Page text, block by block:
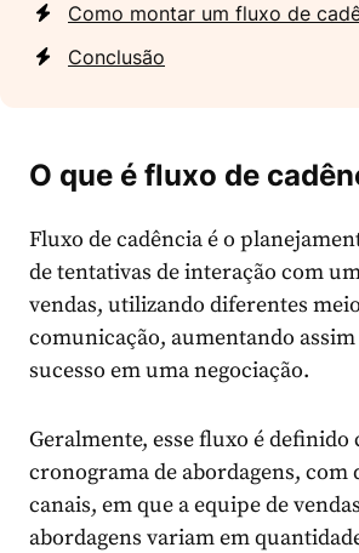
Como montar um fluxo de
Conclusão
O que é fluxo de
Fluxo de cadência é o
de tentativas de interação com
vendas, utilizando diferentes
comunicação, aumentando assim
sucesso em uma negociação.
Geralmente, esse fluxo é definido
cronograma de abordagens, com
canais, em que a equipe de
abordagens variam em